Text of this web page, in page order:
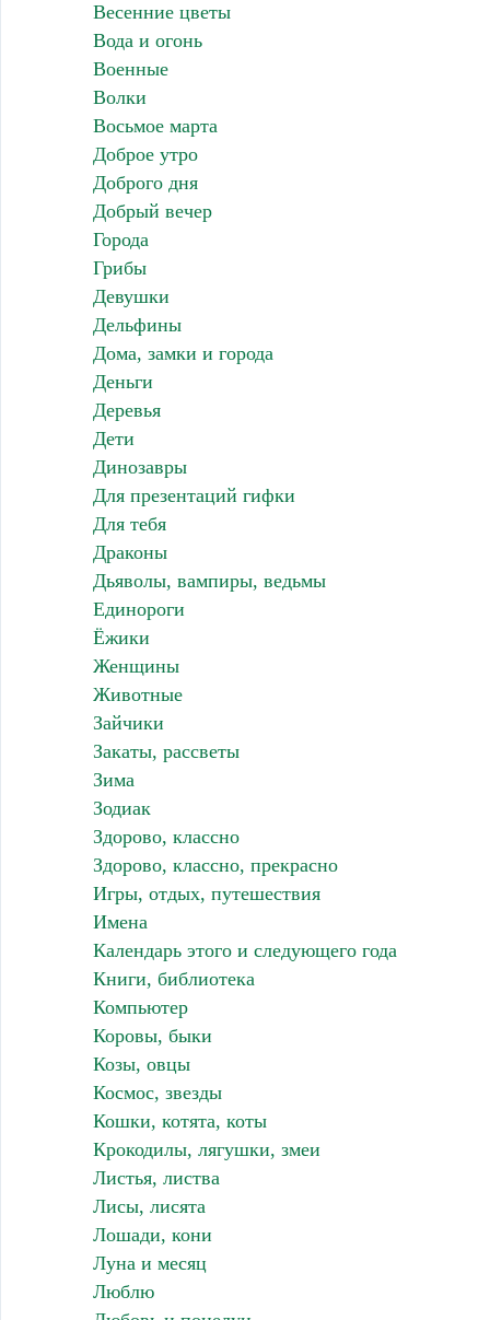
Весенние цветы
Вода и огонь
Военные
Волки
Восьмое марта
Доброе утро
Доброго дня
Добрый вечер
Города
Грибы
Девушки
Дельфины
Дома, замки и города
Деньги
Деревья
Дети
Динозавры
Для презентаций гифки
Для тебя
Драконы
Дьяволы, вампиры, ведьмы
Единороги
Ёжики
Женщины
Животные
Зайчики
Закаты, рассветы
Зима
Зодиак
Здорово, классно
Здорово, классно, прекрасно
Игры, отдых, путешествия
Имена
Календарь этого и следующего года
Книги, библиотека
Компьютер
Коровы, быки
Козы, овцы
Космос, звезды
Кошки, котята, коты
Крокодилы, лягушки, змеи
Листья, листва
Лисы, лисята
Лошади, кони
Луна и месяц
Люблю